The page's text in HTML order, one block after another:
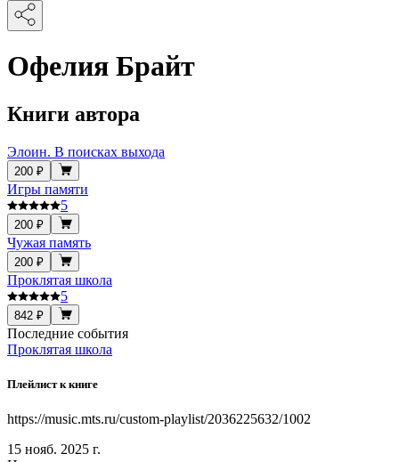
Офелия Брайт
Книги автора
Элоин. В поисках выхода
200 ₽
Игры памяти
5
200 ₽
Чужая память
200 ₽
Проклятая школа
5
842 ₽
Последние события
Проклятая школа
Плейлист к книге
https://music.mts.ru/custom-playlist/2036225632/1002
15 нояб. 2025 г.